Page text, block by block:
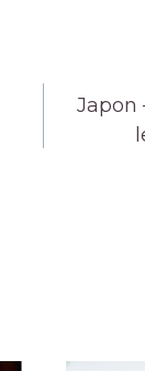
Japon